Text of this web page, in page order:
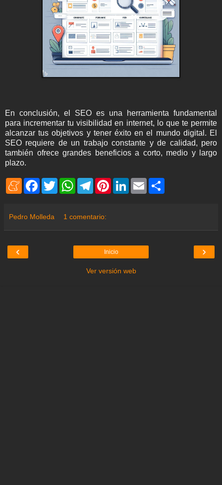
En conclusión, el SEO es una herramienta fundamental
para incrementar tu visibilidad en internet, lo que te permite
alcanzar tus objetivos y tener éxito en el mundo digital. El
SEO requiere de un trabajo constante y de calidad, pero
también ofrece grandes beneficios a corto, medio y largo
plazo.
M
m
e
F
b
o
o
T
w
r
W
A
p
T
r
a
P
e
t
L
I
E
m
Pedro Molleda 1 comentario:
‹ ›
Inicio
Ver versión web